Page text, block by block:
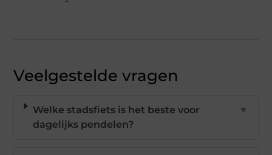
Veelgestelde vragen
Welke stadsfiets is het beste voor
dagelijks pendelen?
▼